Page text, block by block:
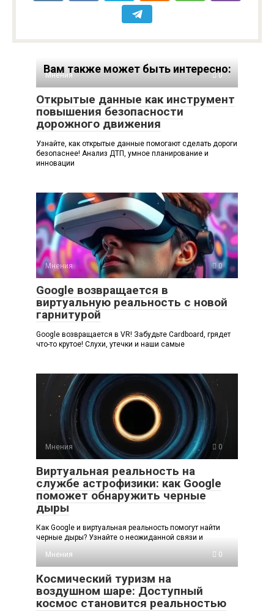
Вам также может быть интересно:
Мнения 0
Открытые данные как инструмент
повышения безопасности
дорожного движения
Узнайте, как открытые данные помогают сделать дороги
безопаснее! Анализ ДТП, умное планирование и
инновации
Мнения 0
Google возвращается в
виртуальную реальность с новой
гарнитурой
Google возвращается в VR! Забудьте Cardboard, грядет
что-то крутое! Слухи, утечки и наши самые
Мнения 0
Виртуальная реальность на
службе астрофизики: как Google
поможет обнаружить черные
дыры
Как Google и виртуальная реальность помогут найти
черные дыры? Узнайте о неожиданной связи и
Мнения
0
Космический туризм на
воздушном шаре: Доступный
космос становится реальностью